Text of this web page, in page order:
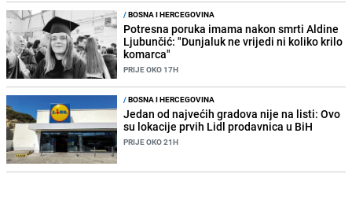
/BOSNA I HERCEGOVINA
Potresna poruka imama nakon smrti Aldine
Ljubunčić: "Dunjaluk ne vrijedi ni koliko krilo
komarca"
PRIJE OKO 17H
/BOSNA I HERCEGOVINA
Jedan od najvećih gradova nije na listi: Ovo
su lokacije prvih Lidl prodavnica u BiH
PRIJE OKO 21H